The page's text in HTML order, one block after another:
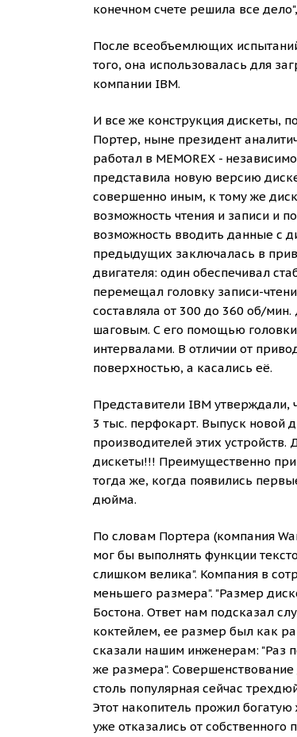
конечном счете решила все
После всеобъемлющих
того, она использовалась для
компании IBM.
И все же конструкция дискеты,
Портер, ныне президент
работал в MEMOREX -
представила новую версию
совершенно иным, к тому же
возможность чтения и записи и
возможность вводить данные с
предыдущих заключалась в
двигателя: один обеспечивал
перемещал головку записи-
составляла от 300 до 360 об/
шаговым. С его помощью
интервалами. В отличии от
поверхностью, а касались её.
Представители IBM утверждали,
3 тыс. перфокарт. Выпуск новой
производителей этих
дискеты!!! Преимущественно
тогда же, когда появились
дюйма.
По словам Портера (компания
мог бы выполнять функции
слишком велика". Компания в
меньшего размера". "Размер
Бостона. Ответ нам подсказал
коктейлем, ее размер был как
сказали нашим инженерам: "Раз
же размера".
столь популярная сейчас
Этот накопитель прожил
уже отказались от